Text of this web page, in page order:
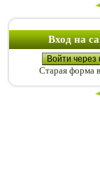
Вход на
Войти через
Старая форма